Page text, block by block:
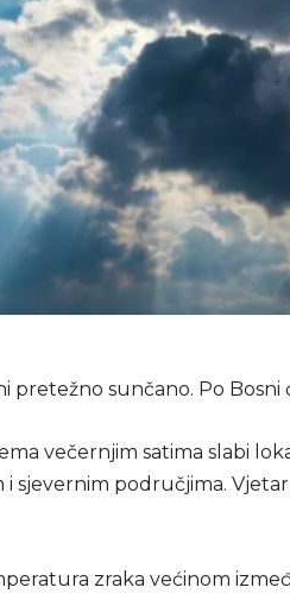
pretežno sunčano. Po
večernjim satima slabi
i sjevernim područjima.
zraka većinom